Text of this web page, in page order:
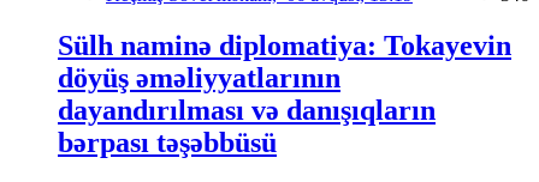
Sülh naminə diplomatiya: Tokayevin
döyüş əməliyyatlarının
dayandırılması və danışıqların
bərpası təşəbbüsü